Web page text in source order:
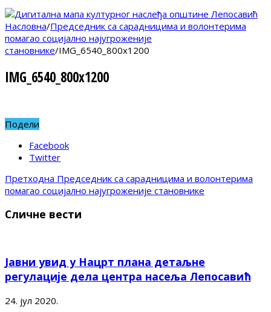
Насловна/Председник са сарадницима и волонтерима
помагао социјално најугроженије
становнике/IMG_6540_800x1200
IMG_6540_800x1200
Подели
Facebook
Twitter
Претходна Председник са сарадницима и волонтерима
помагао социјално најугроженије становнике
Сличне вести
Јавни увид у Нацрт плана детаљне
регулације дела центра насеља Лепосавић
24. јул 2020.